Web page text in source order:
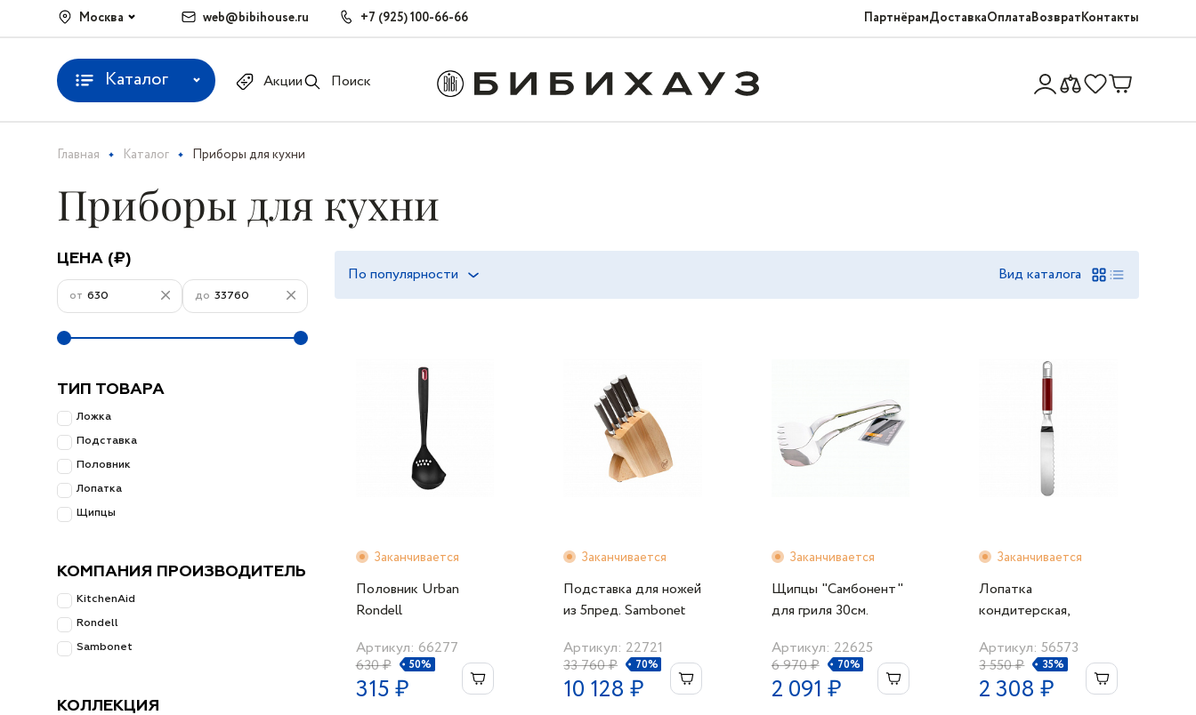
Москва web@bibihouse.ru +7 (925) 100-66-66 ПартнёрамДоставкаОплатаВозвратКонтакты
Каталог Акции Поиск
Главная Каталог Приборы для кухни
Приборы для кухни
ЦЕНА (₽)
от до
ТИП ТОВАРА
Ложка
Подставка
Половник
Лопатка
Щипцы
КОМПАНИЯ ПРОИЗВОДИТЕЛЬ
KitchenAid
Rondell
Sambonet
КОЛЛЕКЦИЯ
По популярности Вид каталога
Заканчивается
Половник Urban
Rondell
Артикул: 66277
630 ₽
50%
315 ₽
Заканчивается
Подставка для ножей
из 5пред. Sambonet
Артикул: 22721
33 760 ₽
70%
10 128 ₽
Заканчивается
Щипцы "Самбонент"
для гриля 30см.
Артикул: 22625
6 970 ₽
70%
2 091 ₽
Заканчивается
Лопатка
кондитерская,
ручка
Артикул: 56573
3 550 ₽
35%
2 308 ₽